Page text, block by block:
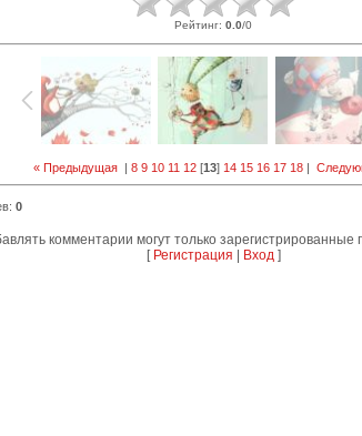
Рейтинг: 0.0/0
« Предыдущая| 8 9 10 11 12[13] 14 15 16 17 18|
: 0
комментарии могут только зарегистрированные
[ Регистрация Вход]